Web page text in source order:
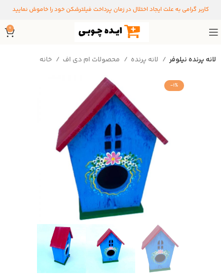
کاربر گرامی به علت ایجاد اختلال در زمان پرداخت فیلترشکن خود را خاموش نمایید
0
خانه لانه پرنده نیلوفر
-1%